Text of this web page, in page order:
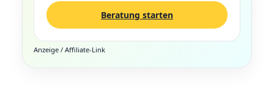
Beratung starten
Anzeige / Affiliate-Link